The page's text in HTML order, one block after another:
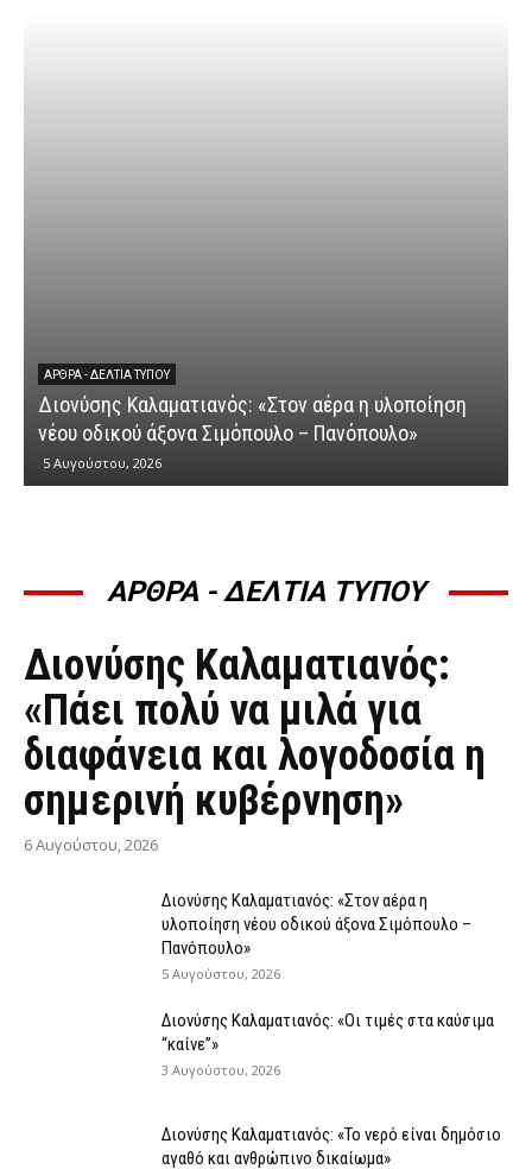
ΆΡΘΡΑ - ΔΕΛΤΊΑ ΤΎΠΟΥ
Διονύσης Καλαματιανός: «Στον αέρα η υλοποίηση
νέου οδικού άξονα Σιμόπουλο – Πανόπουλο»
5 Αυγούστου, 2026
ΑΡΘΡΑ - ΔΕΛΤΙΑ ΤΥΠΟΥ
ΆΡΘΡΑ - ΔΕΛΤΊΑ ΤΎΠΟΥ
Διονύσης Καλαματιανός:
«Πάει πολύ να μιλά για
διαφάνεια και λογοδοσία η
σημερινή κυβέρνηση»
6 Αυγούστου, 2026
Διονύσης Καλαματιανός: «Στον αέρα η
υλοποίηση νέου οδικού άξονα Σιμόπουλο –
Πανόπουλο»
5 Αυγούστου, 2026
Διονύσης Καλαματιανός: «Οι τιμές στα καύσιμα
“καίνε”»
3 Αυγούστου, 2026
Διονύσης Καλαματιανός: «Το νερό είναι δημόσιο
αγαθό και ανθρώπινο δικαίωμα»